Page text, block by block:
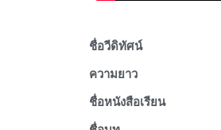
ชื่อวีดิทัศน์
ความยาว
ชื่อหนังสือเรียน